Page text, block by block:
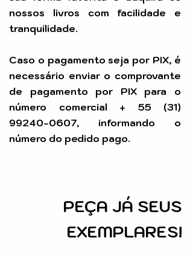
nossos livros com facilidade e
tranquilidade.
Caso o pagamento seja por PIX, é
necessário enviar o comprovante
de pagamento por PIX para o
número comercial + 55 (31)
99240-0607, informando o
número do pedido pago.
PEÇA JÁ SEUS
EXEMPLARES!